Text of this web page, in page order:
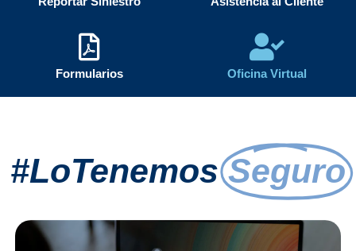
Formularios Oficina Virtual
#LoTenemos Seguro